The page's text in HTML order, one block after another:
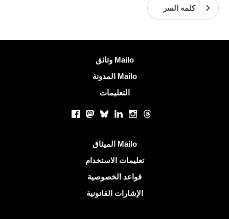
كلمه السر
وثائق Mailo
المدونة Mailo
التعليمات
Facebook
Mastodon
BlueskyLinkedInInstagram
Threads
الميثاق Mailo
تعليمات الاستخدام
قواعد الخصوصية
الإشارات القانونية